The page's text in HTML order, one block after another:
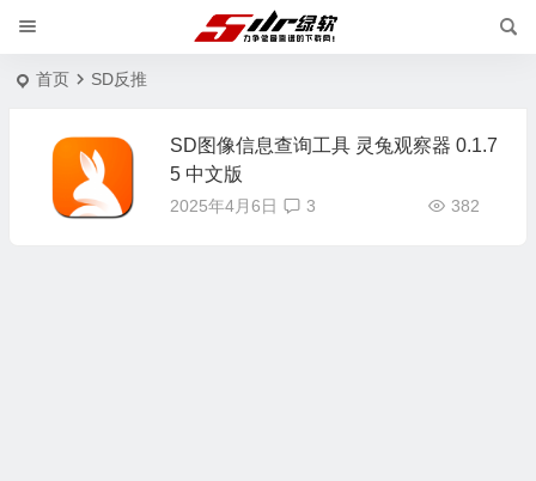
首页 SD反推
SD图像信息查询工具 灵兔观察器 0.1.7
5 中文版
2025年4月6日 382
3